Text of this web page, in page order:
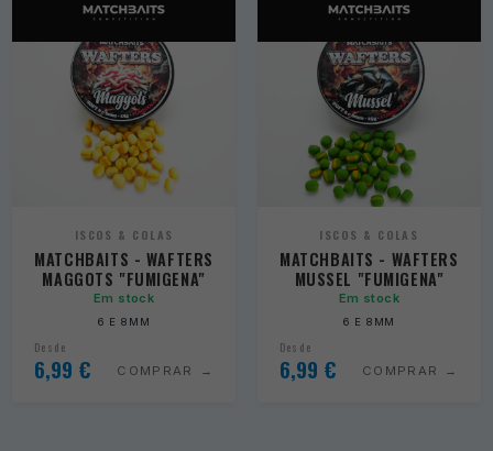
ISCOS & COLAS
MATCHBAITS - WAFTERS
MAGGOTS "FUMIGENA"
Em stock
6 E 8MM
Desde
6,99 € COMPRAR
ISCOS & COLAS
MATCHBAITS - WAFTERS
MUSSEL "FUMIGENA"
Em stock
6 E 8MM
Desde
6,99 € COMPRAR